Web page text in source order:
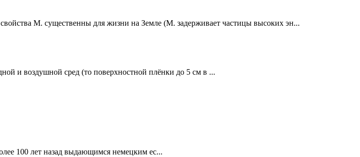
М. существенны для жизни на Земле (М. задерживает частицы высоких эн...
и воздушной сред (то поверхностной плёнки до 5 см в ...
100 лет назад выдающимся немецким ес...